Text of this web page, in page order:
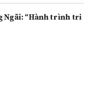
Ngãi: “Hành trình tri